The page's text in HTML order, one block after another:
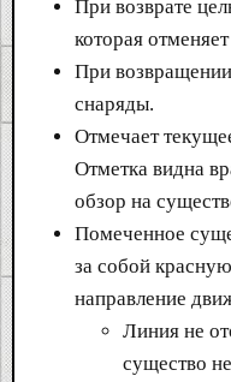
При возврате
которая отменяет
При
снаряды.
Отмечает
Отметка видна
обзор на
Помеченное
за собой
направление
Линия не
существо